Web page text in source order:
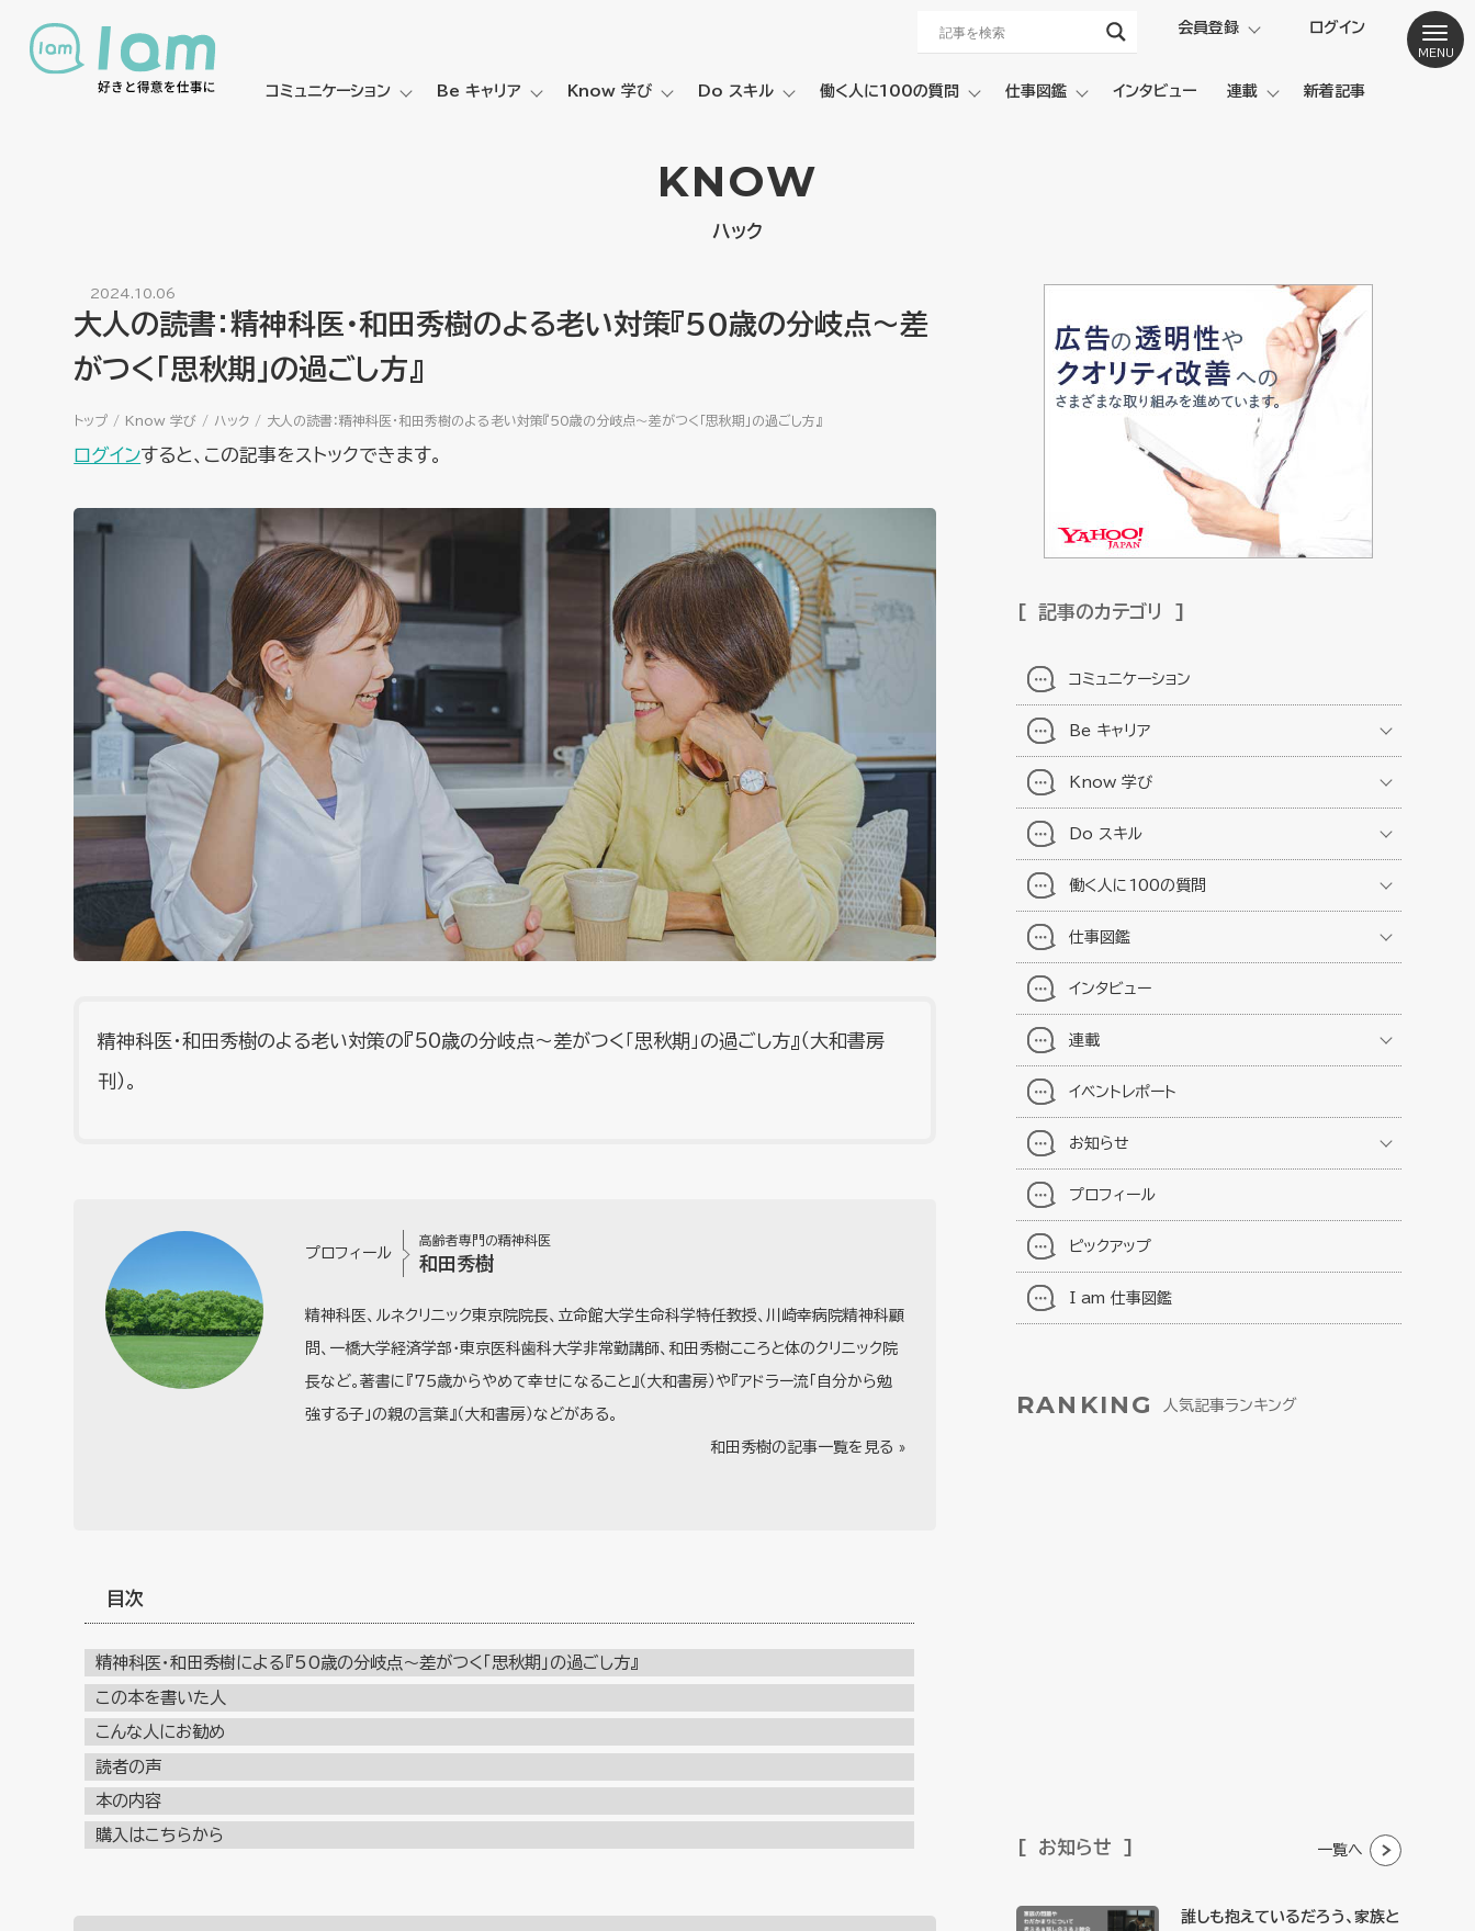
会員登録 ログイン
コミュニケーション Be キャリア Know 学び Do スキル 働く人に100の質問 仕事図鑑 インタビュー 連載 新着記事
KNOW
ハック
2024.10.06
大人の読書：精神科医・和田秀樹のよる老い対策『50歳の分岐点～差
がつく「思秋期」の過ごし方』
トップ Know 学び ハック 大人の読書：精神科医・和田秀樹のよる老い対策『50歳の分岐点～差がつく「思秋期」の過ごし方』
ログインすると、この記事をストックできます。
精神科医・和田秀樹のよる老い対策の『50歳の分岐点～差がつく「思秋期」の過ごし方』（大和書房
刊）。
プロフィール
高齢者専門の精神科医
和田秀樹
精神科医、ルネクリニック東京院院長、立命館大学生命科学特任教授、川崎幸病院精神科顧
問、一橋大学経済学部・東京医科歯科大学非常勤講師、和田秀樹こころと体のクリニック院
長など。著書に『75歳からやめて幸せになること』（大和書房）や『アドラー流「自分から勉
強する子」の親の言葉』（大和書房）などがある。
和田秀樹の記事一覧を見る »
目次
精神科医・和田秀樹による『50歳の分岐点～差がつく「思秋期」の過ごし方』
この本を書いた人
こんな人にお勧め
読者の声
本の内容
購入はこちらから
記事のカテゴリ
コミュニケーション
Be キャリア
Know 学び
Do スキル
働く人に100の質問
仕事図鑑
インタビュー
連載
イベントレポート
お知らせ
プロフィール
ピックアップ
I am 仕事図鑑
RANKING 人気記事ランキング
お知らせ 一覧へ
誰しも抱えているだろう、家族と